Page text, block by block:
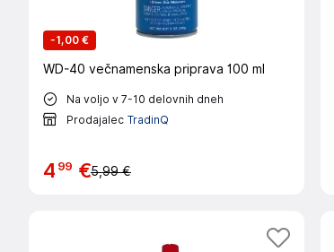
-1,00 €
WD-40 večnamenska priprava 100 ml
Na voljo v 7-10 delovnih dneh
Prodajalec TradinQ
4 99 €5,99 €